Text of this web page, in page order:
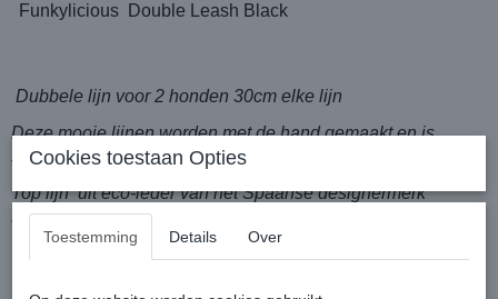
Funkylicious Double Leash Black
Dubbele lijn voor 2 honden 30cm elke lijn
Deze mooie lijnen worden met de hand gemaakt en is
soepel, licht, elegant en tot in de puntjes afgewerkt!
Top lijn uit eco-leder van het Spaanse designermerk
Funkylicious!
Cookies toestaan Opties
Toestemming Details Over